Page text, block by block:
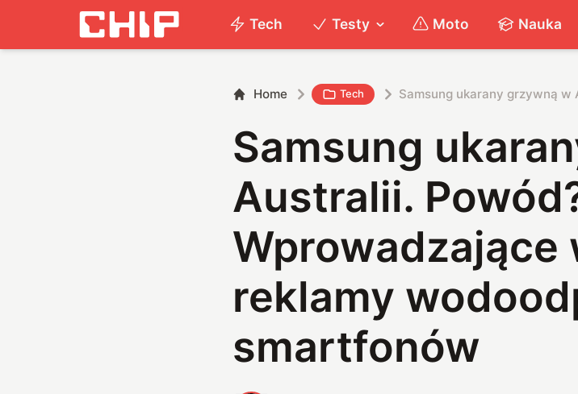
Tech Testy Moto Nauka
Home Tech Samsung ukarany grzywną w
Samsung
Australii.
Wprowadzające
reklamy
smartfonów